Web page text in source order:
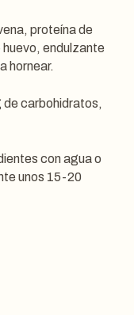
proteína de
endulzante
hornear.
de carbohidratos,
con agua o
unos 15-20